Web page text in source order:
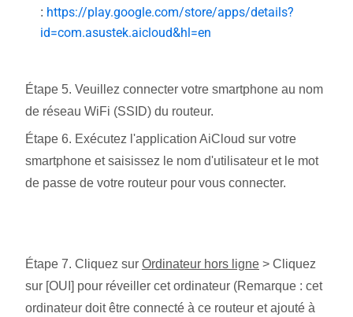
: https://play.google.com/store/apps/details?
id=com.asustek.aicloud&hl=en
Étape 5. Veuillez connecter votre smartphone au nom
de réseau WiFi (SSID) du routeur.
Étape 6. Exécutez l'application AiCloud sur votre
smartphone et saisissez le nom d'utilisateur et le mot
de passe de votre routeur pour vous connecter.
Étape 7. Cliquez sur Ordinateur hors ligne > Cliquez
sur [OUI] pour réveiller cet ordinateur (Remarque : cet
ordinateur doit être connecté à ce routeur et ajouté à